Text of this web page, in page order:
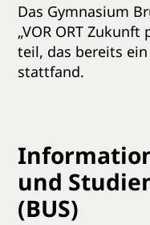
Das Gymnasium
„VOR ORT
teil, das bereits
stattfand.
und
(BUS)